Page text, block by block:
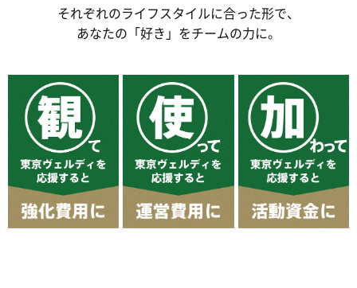
それぞれのライフスタイルに合った形で、
あなたの「好き」をチームの力に。